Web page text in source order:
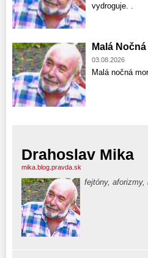
vydroguje. .
Malá
03.08.2026
Malá nočná
Drahoslav Mika
mika.blog.pravda.sk
fejtóny, aforizmy,